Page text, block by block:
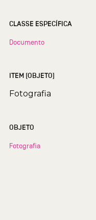
CLASSE ESPECÍFICA
Documento
ITEM (OBJETO)
Fotografia
OBJETO
Fotografia